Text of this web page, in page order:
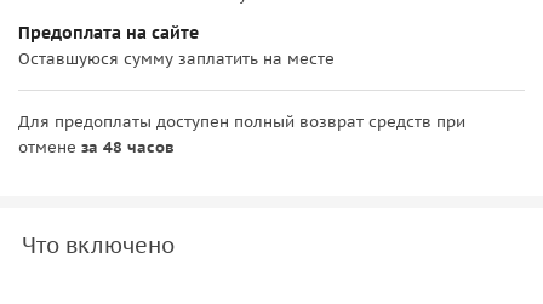
Предоплата на сайте
Оставшуюся сумму заплатить на месте
Для предоплаты доступен полный возврат средств при
отмене за 48 часов
Что включено